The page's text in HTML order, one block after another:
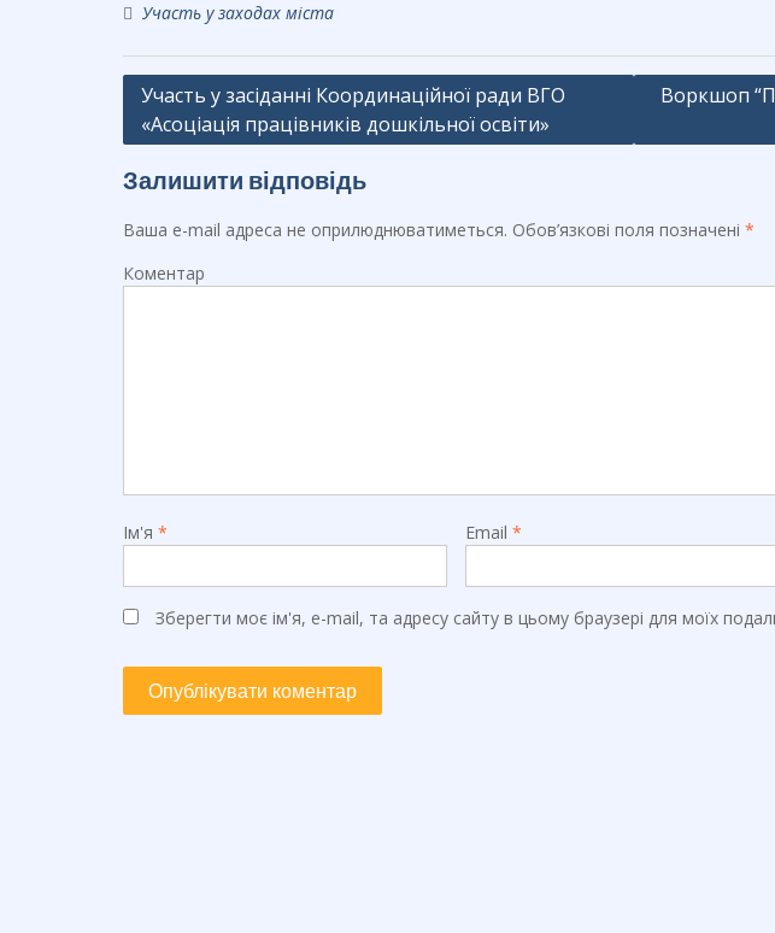
e
b
o
o
k
e
gr
a
m
er
Участь у заходах міста
Навігація
записів
Участь у засіданні Координаційної ради ВГО
«Асоціація працівників дошкільної освіти»
Воркшоп
Залишити відповідь
Ваша e-mail адреса не оприлюднюватиметься. Обов’язкові поля позначені *
Коментар
Ім'я * Email *
Зберегти моє ім'я, e-mail, та адресу сайту в цьому браузері для моїх